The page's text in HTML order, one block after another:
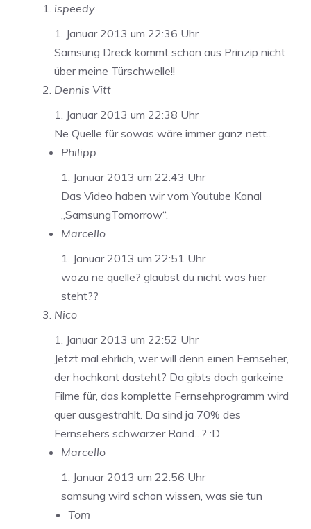
ispeedy
1. Januar 2013 um 22:36 Uhr
Samsung Dreck kommt schon aus Prinzip nicht
über meine Türschwelle!!
Dennis Vitt
1. Januar 2013 um 22:38 Uhr
Ne Quelle für sowas wäre immer ganz nett..
Philipp
1. Januar 2013 um 22:43 Uhr
Das Video haben wir vom Youtube Kanal
„SamsungTomorrow“.
Marcello
1. Januar 2013 um 22:51 Uhr
wozu ne quelle? glaubst du nicht was hier
steht??
Nico
1. Januar 2013 um 22:52 Uhr
Jetzt mal ehrlich, wer will denn einen Fernseher,
der hochkant dasteht? Da gibts doch garkeine
Filme für, das komplette Fernsehprogramm wird
quer ausgestrahlt. Da sind ja 70% des
Fernsehers schwarzer Rand…? :D
Marcello
1. Januar 2013 um 22:56 Uhr
samsung wird schon wissen, was sie tun
Tom